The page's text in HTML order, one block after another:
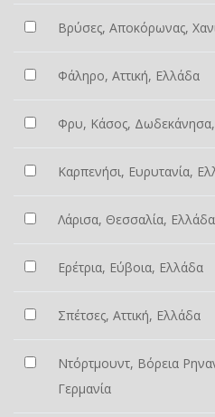
Βρύσες, Αποκόρωνας,
Φάληρο, Αττική, Ελλάδα
Φρυ, Κάσος,
Καρπενήσι, Ευρυτανία,
Λάρισα, Θεσσαλία, Ελλάδα
Ερέτρια, Εύβοια, Ελλάδα
Σπέτσες, Αττική, Ελλάδα
Ντόρτμουντ, Βόρεια
Γερμανία